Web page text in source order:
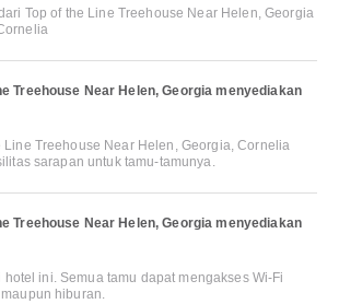
Top of the Line Treehouse Near Helen, Georgia
Treehouse Near Helen, Georgia menyediakan
Line Treehouse Near Helen, Georgia, Cornelia
sarapan untuk tamu-tamunya.
Treehouse Near Helen, Georgia menyediakan
ini. Semua tamu dapat mengakses Wi-Fi
hiburan.